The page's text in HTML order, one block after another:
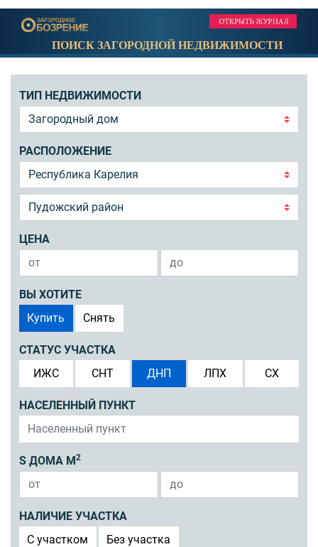
ПОИСК ЗАГОРОДНОЙ НЕДВИЖИМОСТИ
ТИП НЕДВИЖИМОСТИ
РАСПОЛОЖЕНИЕ
ЦЕНА
ВЫ ХОТИТЕ
Купить
Снять
СТАТУС УЧАСТКА
ИЖС
СНТ ДНП ЛПХ СХ
НАСЕЛЕННЫЙ ПУНКТ
S ДОМА М 2
НАЛИЧИЕ УЧАСТКА
C участком
Без участка